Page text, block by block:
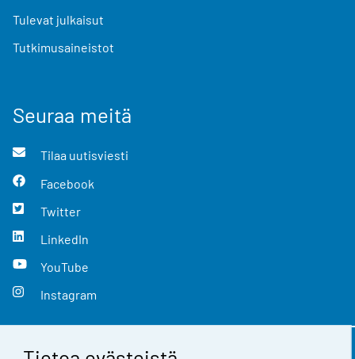
Tulevat julkaisut
Tutkimusaineistot
Seuraa meitä
Tilaa uutisviesti
Facebook
Twitter
LinkedIn
YouTube
Instagram